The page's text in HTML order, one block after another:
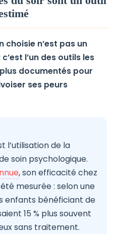
choisie n’est pas un
l’un des outils les
documentés pour
ses peurs
l’utilisation de la
soin psychologique.
, son efficacité chez
mesurée : selon une
enfants bénéficiant de
15 % plus souvent
sans traitement.